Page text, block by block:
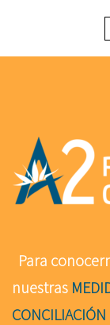
Para
nuestras
CONCILIACIÓN